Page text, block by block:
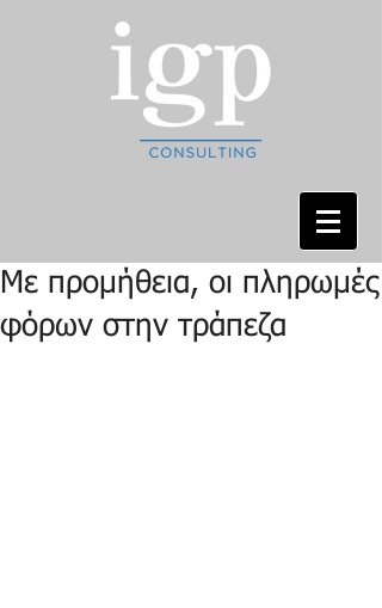
Με προμήθεια, οι πληρωμές
φόρων στην τράπεζα